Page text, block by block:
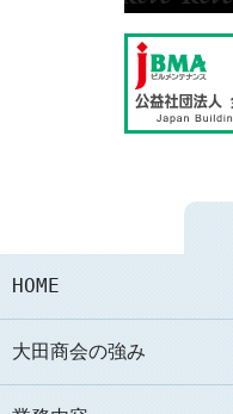
HOME
大田商会の強み